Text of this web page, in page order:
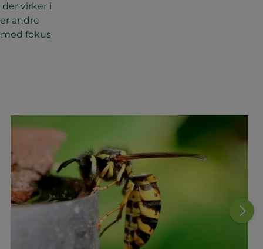
virker i
andre
fokus